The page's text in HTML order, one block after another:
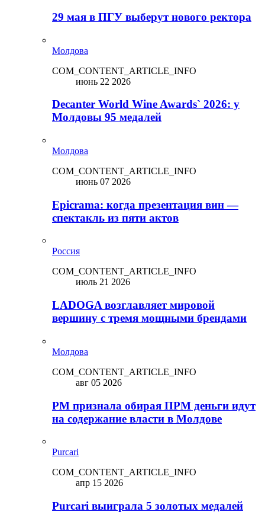
29 мая в ПГУ выберут нового ректора
Молдова
COM_CONTENT_ARTICLE_INFO
июнь 22 2026
Decanter World Wine Awards` 2026: у
Молдовы 95 медалей
Молдова
COM_CONTENT_ARTICLE_INFO
июнь 07 2026
Epicrama: когда презентация вин —
спектакль из пяти актов
Россия
COM_CONTENT_ARTICLE_INFO
июль 21 2026
LADOGA возглавляет мировой
вершину с тремя мощными брендами
Молдова
COM_CONTENT_ARTICLE_INFO
авг 05 2026
PM признала обирая ПРМ деньги идут
на содержание власти в Молдове
Purcari
COM_CONTENT_ARTICLE_INFO
апр 15 2026
Purcari выиграла 5 золотых медалей